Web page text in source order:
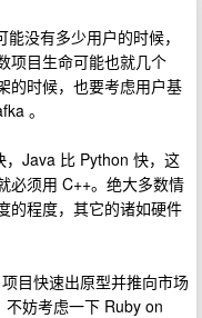
没有多少用户的时候，
项目生命可能也就几个
的时候，也要考虑用户基
。
Java 比 Python 快，这
必须用 C++。绝大多数情
的程度，其它的诸如硬件
目快速出原型并推向市场
妨考虑一下 Ruby on